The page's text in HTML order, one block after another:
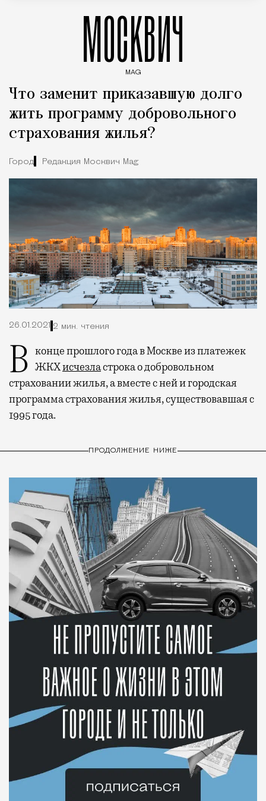
МОСКВИЧ
MAG
Что заменит приказавшую долго
жить программу добровольного
страхования жилья?
Город Редакция Москвич Mag
26.01.2021 2 мин. чтения
В конце прошлого года в Москве из платежек ЖКХисчезластрока о добровольном
страховании жилья, а вместе с ней и городская
программа страхования жилья, существовавшая с
1995 года.
ПРОДОЛЖЕНИЕ НИЖЕ